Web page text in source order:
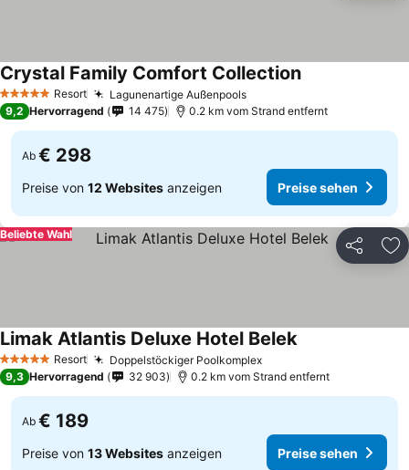
5 Sterne Resort Lagunenartige Außenpools
Crystal Family Comfort Collection
9,2 Hervorragend 14 475 0.2 km vom Strand entfernt
Ab € 298
Preise von 12 Websites anzeigen Preise sehen
Teilen
Beliebte Wahl
5 Sterne Resort Doppelstöckiger Poolkomplex
Limak Atlantis Deluxe Hotel Belek
9,3 Hervorragend 32 903 0.2 km vom Strand entfernt
Ab € 189
Preise von 13 Websites anzeigen Preise sehen